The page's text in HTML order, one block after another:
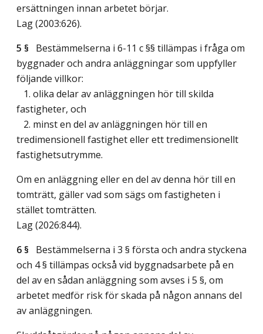
ersättningen innan arbetet börjar.
Lag (2003:626).
5 § Bestämmelserna i 6-11 c §§ tillämpas i fråga om
byggnader och andra anläggningar som uppfyller
följande villkor:
1. olika delar av anläggningen hör till skilda
fastigheter, och
2. minst en del av anläggningen hör till en
tredimensionell fastighet eller ett tredimensionellt
fastighetsutrymme.
Om en anläggning eller en del av denna hör till en
tomträtt, gäller vad som sägs om fastigheten i
stället tomträtten.
Lag (2026:844).
6 § Bestämmelserna i 3 § första och andra styckena
och 4 § tillämpas också vid byggnadsarbete på en
del av en sådan anläggning som avses i 5 §, om
arbetet medför risk för skada på någon annans del
av anläggningen.